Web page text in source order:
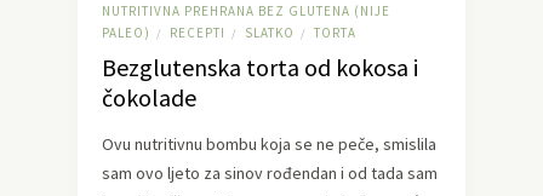
NUTRITIVNA PREHRANA BEZ GLUTENA (NIJE
PALEO)
/ RECEPTI / SLATKO / TORTA
Bezglutenska torta od kokosa i
čokolade
Ovu nutritivnu bombu koja se ne peče, smislila
sam ovo ljeto za sinov rođendan i od tada sam